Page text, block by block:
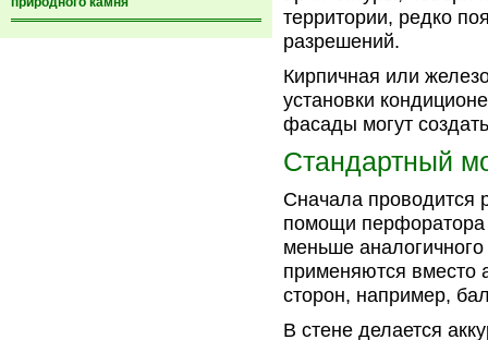
территории, редко
разрешений.
Кирпичная или
установки
фасады могут
Стандартный
Сначала проводится
помощи перфоратора
меньше
применяются вместо
сторон, например,
В стене делается